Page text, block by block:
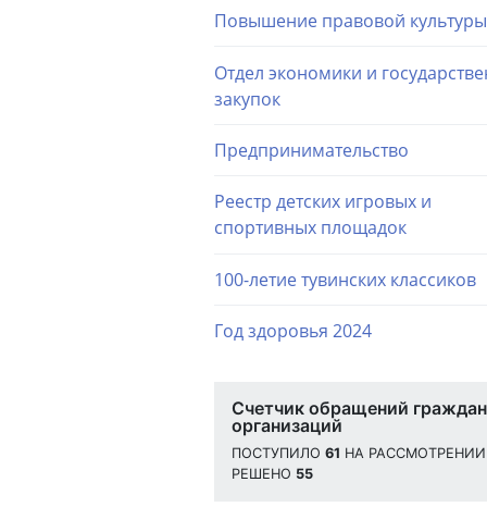
Повышение правовой культуры
Отдел экономики и
закупок
Предпринимательство
Реестр детских игровых и
спортивных площадок
100-летие тувинских классиков
Год здоровья 2024
Счетчик обращений
организаций
ПОСТУПИЛО 61 НА РАССМОТРЕНИИ
РЕШЕНО 55